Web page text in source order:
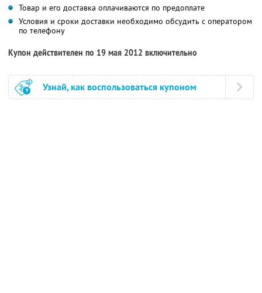
Товар и его доставка оплачиваются по предоплате
Условия и сроки доставки необходимо обсудить с оператором
по телефону
Купон действителен по 19 мая 2012 включительно
Узнай, как воспользоваться купоном